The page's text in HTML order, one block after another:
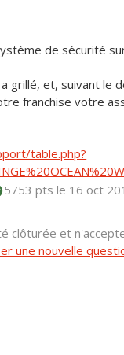
de sécurité
grillé, et, suivant le
franchise votre
table.php?
5753 ptsle 16 oct
clôturée et
une nouvelle